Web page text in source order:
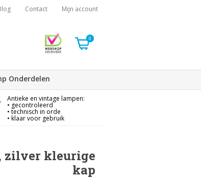
Contact Mijn account
0
Onderdelen
Antieke en vintage lampen:
• gecontroleerd
• technisch in orde
• klaar voor gebruik
zilver kleurige
kap